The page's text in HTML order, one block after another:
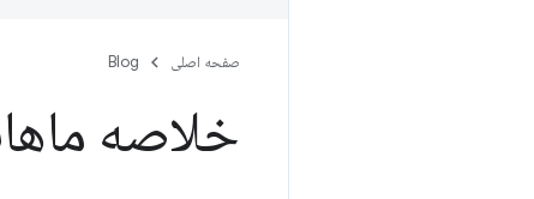
صفحه اصلی Blog
خلاصه ماهانه